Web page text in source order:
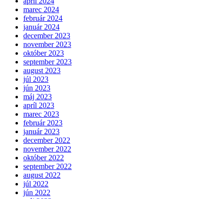
marec 2024
február 2024
január 2024
december 2023
november 2023
október 2023
september 2023
august 2023
júl 2023
jún 2023
máj 2023
apríl 2023
marec 2023
február 2023
január 2023
december 2022
november 2022
október 2022
september 2022
august 2022
júl 2022
jún 2022